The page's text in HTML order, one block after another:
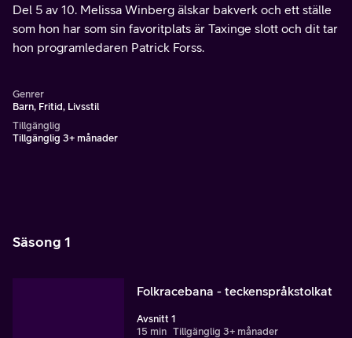
Del 5 av 10. Melissa Winberg älskar bakverk och ett ställe
som hon har som sin favoritplats är Taxinge slott och dit tar
hon programledaren Patrick Forss.
Genrer
Barn, Fritid, Livsstil
Tillgänglig
Tillgänglig 3+ månader
Säsong 1
Folkracebana - teckenspråkstolkat
Avsnitt 1
15 min Tillgänglig 3+ månader